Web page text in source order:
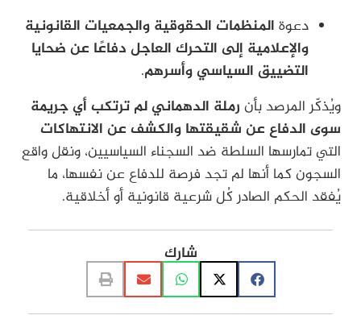
دعوة المنظمات الحقوقية والجمعيات القانونية
والإعلامية إلى التحرك العاجل دفاعًا عن ضحايا
التضييق السياسي وأسرهم.
ويُذكّر المرصد بأن رملة الدهماني لم ترتكب أي جريمة
سوى الدفاع عن شقيقتها والكشف عن الانتهاكات
التي تمارسها السلطة ضد السجناء السياسيين، ونقل واقع
السجون كما أنها لم تجد فرصة للدفاع عن نفسها، ما
يُفقد الحكم الصادر كُل شرعية قانونية أو أخلاقية.
شارك